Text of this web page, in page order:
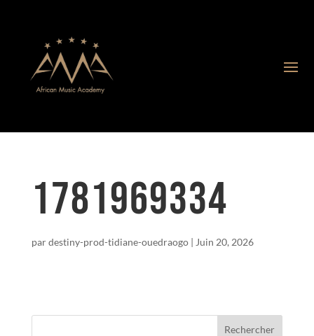
1781969334
pardestiny-prod-tidiane-ouedraogo| Juin 20, 2026
Rechercher